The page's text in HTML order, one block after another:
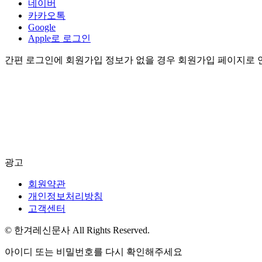
네이버
카카오톡
Google
Apple로 로그인
간편 로그인에 회원가입 정보가 없을 경우 회원가입 페이지로
광고
회원약관
개인정보처리방침
고객센터
© 한겨레신문사 All Rights Reserved.
아이디 또는 비밀번호를 다시 확인해주세요